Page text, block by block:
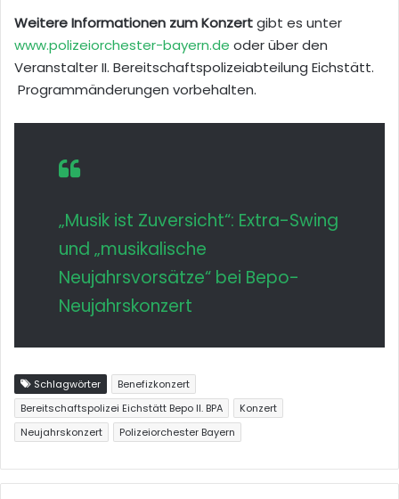
Weitere Informationen zum Konzertgibt es unter
www.polizeiorchester-bayern.de oder über den
Veranstalter II. Bereitschaftspolizeiabteilung Eichstätt.
Programmänderungen vorbehalten.
„Musik ist Zuversicht“: Extra-Swing
und „musikalische
Neujahrsvorsätze“ bei Bepo-
Neujahrskonzert
Schlagwörter
Benefizkonzert
Bereitschaftspolizei Eichstätt Bepo II. BPA
Konzert
Neujahrskonzert
Polizeiorchester Bayern